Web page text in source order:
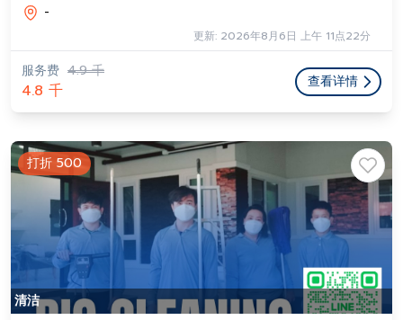
-
更新: 2026年8月6日 上午 11点22分
服务费 4.9 千
4.8 千 查看详情
打折 500
清洁